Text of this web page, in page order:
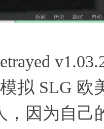
拟 SLG 欧
，因为自己